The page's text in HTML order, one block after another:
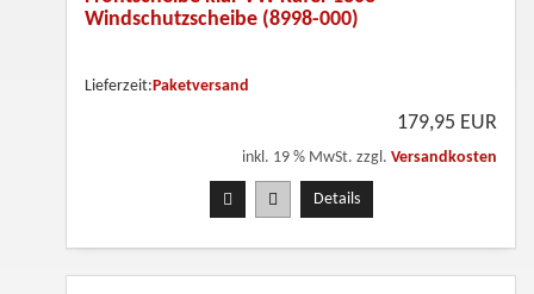
Windschutzscheibe (8998-000)
Lieferzeit: Paketversand
179,95 EUR
inkl. 19 % MwSt. zzgl. Versandkosten
Details